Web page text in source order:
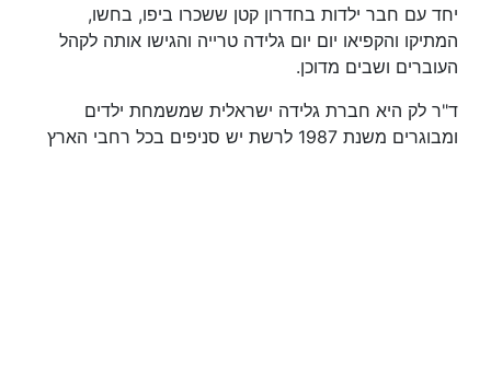
יחד עם חבר ילדות בחדרון קטן ששכרו ביפו, בחשו,
המתיקו והקפיאו יום יום גלידה טרייה והגישו אותה לקהל
העוברים ושבים מדוכן.
ד"ר לק היא חברת גלידה ישראלית שמשמחת ילדים
ומבוגרים משנת 1987 לרשת יש סניפים בכל רחבי הארץ